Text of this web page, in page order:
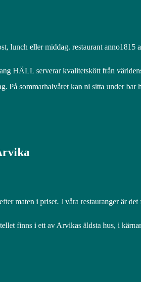
lunch eller middag. restaurant
HÄLL serverar kvalitetskött från
sommarhalvåret kan ni sitta under
maten i priset. I våra restauranger är
finns i ett av Arvikas äldsta hus, i